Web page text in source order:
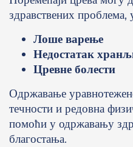
здравствених проблема,
Лоше варење
Недостатак
Цревне болести
Одржавање
течности и редовна
помоћи у одржавању
благостања.